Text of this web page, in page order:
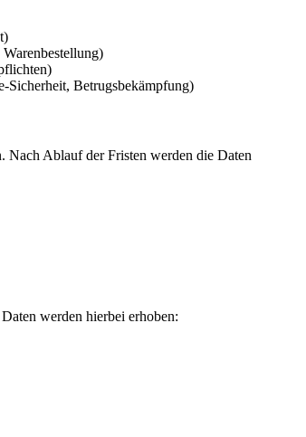
Sicherheit, Betrugsbekämpfung)
Nach Ablauf der Fristen werden die Daten
werden hierbei erhoben: